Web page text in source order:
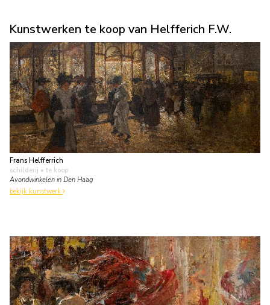
Kunstwerken te koop van Helfferich F.W.
Frans Helfferrich
schilderij • te koop
Avondwinkelen in Den Haag
bekijk kunstwerk